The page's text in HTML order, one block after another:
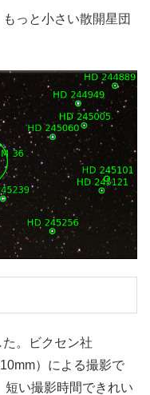
っと小さい散開星団
。ビクセン社
）による撮影で
い撮影時間できれい